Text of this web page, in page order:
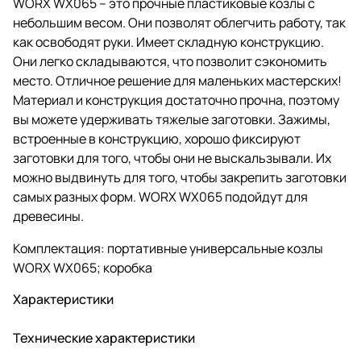
небольшим весом. Они позволят облегчить работу, так
как освободят руки. Имеет складную конструкцию.
Они легко складываются, что позволит сэкономить
место. Отличное решение для маленьких мастерских!
Материал и конструкция достаточно прочна, поэтому
вы можете удерживать тяжелые заготовки. Зажимы,
встроенные в конструкцию, хорошо фиксируют
заготовки для того, чтобы они не выскальзывали. Их
можно выдвинуть для того, чтобы закрепить заготовки
самых разных форм. WORX WX065 подойдут для
древесины.
Комплектация: портативные универсальные козлы
WORX WX065; коробка
Характеристики
Технические характеристики